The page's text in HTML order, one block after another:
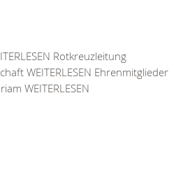
Rotkreuzleitung
WEITERLESEN Ehrenmitglieder
WEITERLESEN